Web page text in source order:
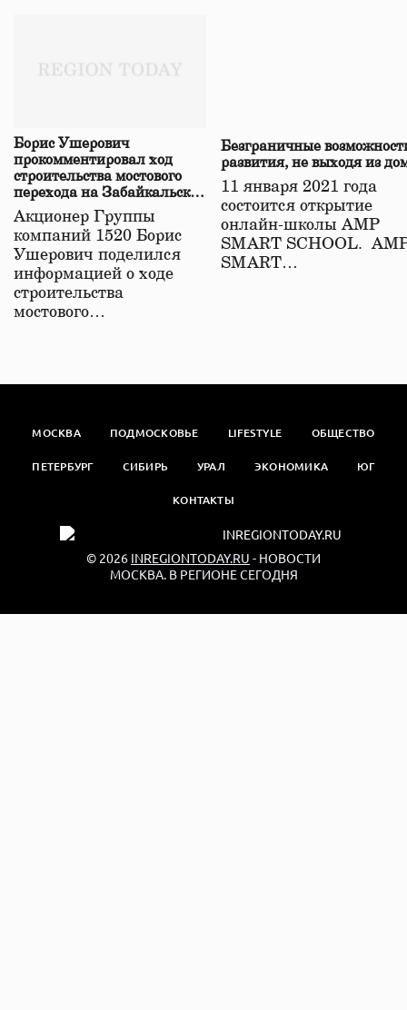
Борис Ушерович
прокомментировал ход
строительства мостового
перехода на Забайкальской
железной дороге
Акционер Группы
компаний 1520 Борис
Ушерович поделился
информацией о ходе
строительства
мостового…
Безграничные
развития, не выходя из
11 января 2021 года
состоится открытие
онлайн-школы АМР
SMART SCHOOL.
SMART…
МОСКВА ПОДМОСКОВЬЕ LIFESTYLE ОБЩЕСТВО
ПЕТЕРБУРГ СИБИРЬ УРАЛ ЭКОНОМИКА ЮГ
КОНТАКТЫ
© 2026 INREGIONTODAY.RU - НОВОСТИ
МОСКВА. В РЕГИОНЕ СЕГОДНЯ